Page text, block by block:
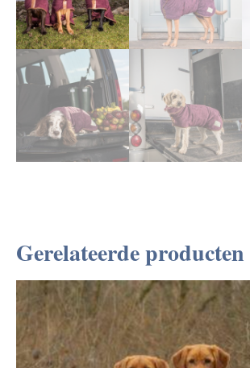
Gerelateerde producten